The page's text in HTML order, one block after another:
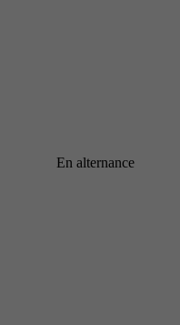
En alternance